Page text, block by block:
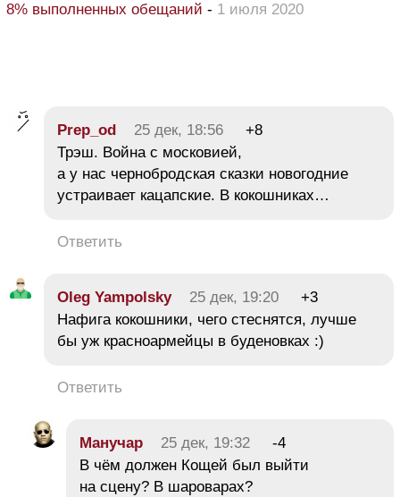
8% выполненных обещаний - 1 июля 2020
Prep_od 25 дек, 18:56
+8
Трэш. Война с московией,
а у нас чернобродская сказки новогодние
устраивает кацапские. В кокошниках…
Ответить
Oleg Yampolsky 25 дек, 19:20
+3
Нафига кокошники, чего стеснятся, лучше
бы уж красноармейцы в буденовках :)
Ответить
Манучар 25 дек, 19:32
-4
В чём должен Кощей был выйти
на сцену? В шароварах?